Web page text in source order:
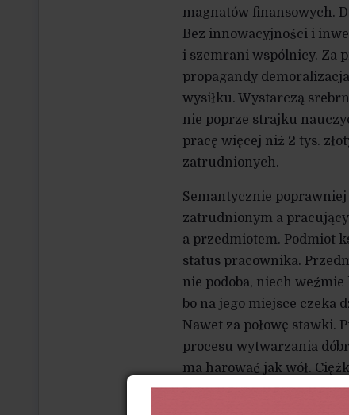
magnatów finansowych.
Bez innowacyjności i
i szemrani wspólnicy. Za
propagandy
wysiłku. Wystarczą
nie poprze strajku
pracę więcej niż 2 tys.
zatrudnionych.
Semantycznie
zatrudnionym a
a przedmiotem. Podmiot
status pracownika.
nie podoba, niech
bo na jego miejsce czeka
Nawet za połowę stawki.
procesu wytwarzania
ma harować jak wół.
usłyszy coś innego. Że